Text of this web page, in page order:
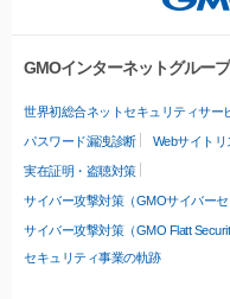
GMOインターネットグルー
世界初総合ネットセキュリティサー
パスワード漏洩診断 Webサイト
実在証明・盗聴対策
サイバー攻撃対策（GMOサイバーセ
サイバー攻撃対策（GMO Flatt
セキュリティ事業の軌跡